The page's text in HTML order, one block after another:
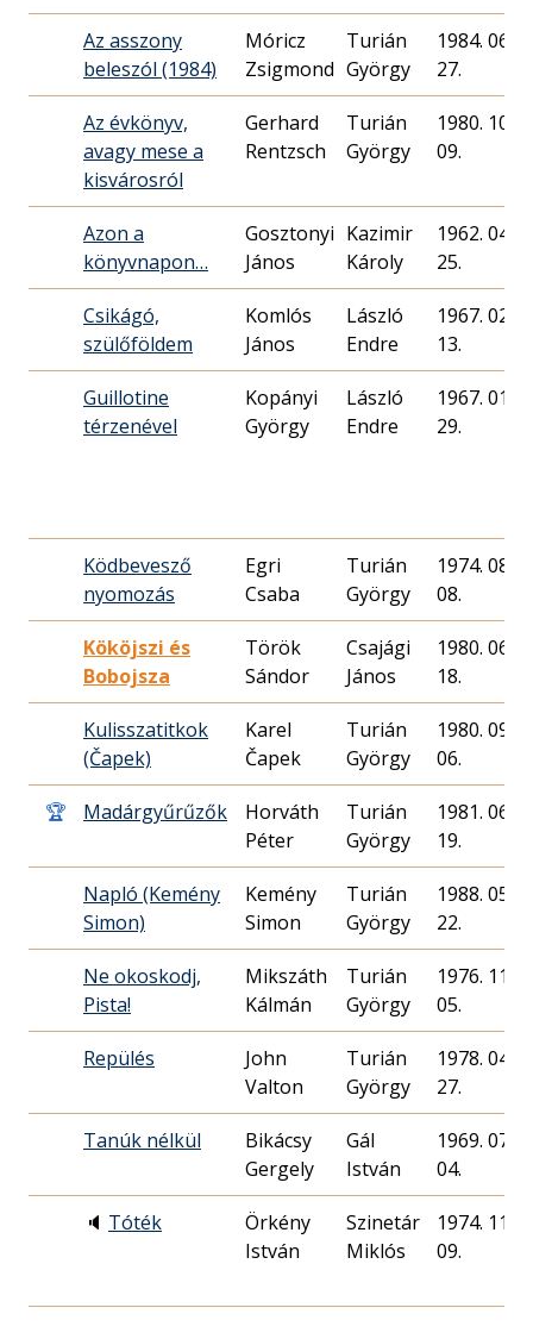
Az asszony
beleszól (1984)
Móricz
Zsigmond
Turián
György
1984. 06.
27.
Az évkönyv,
avagy mese a
kisvárosról
Gerhard
Rentzsch
Turián
György
1980. 10.
09.
Azon a
könyvnapon…
Gosztonyi
János
Kazimir
Károly
1962. 04.
25.
Csikágó,
szülőföldem
Komlós
János
László
Endre
1967. 02.
13.
Guillotine
térzenével
Kopányi
György
László
Endre
1967. 01.
29.
Ködbevesző
nyomozás
Egri
Csaba
Turián
György
1974. 08.
08.
Kököjszi és
Bobojsza
Török
Sándor
Csajági
János
1980. 06.
18.
Kulisszatitkok
(Čapek)
Karel
Čapek
Turián
György
1980. 09.
06.
🏆 Madárgyűrűzők
Horváth
Péter
Turián
György
1981. 06.
19.
Napló (Kemény
Simon)
Kemény
Simon
Turián
György
1988. 05.
22.
Ne okoskodj,
Pista!
Mikszáth
Kálmán
Turián
György
1976. 11.
05.
Repülés
John
Valton
Turián
György
1978. 04.
27.
Tanúk nélkül
Bikácsy
Gergely
Gál
István
1969. 07.
04.
🔈 Tóték
Örkény
István
Szinetár
Miklós
1974. 11.
09.